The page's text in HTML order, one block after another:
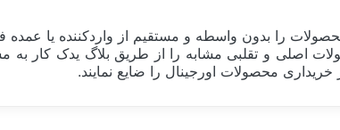
را بدون واسطه و مستقیم از واردکننده یا عمده
ما همواره محصولات اصلی و تقلبی مشابه را از طریق بلاگ یدک
محصولات اورجینال را ضایع نمایند.